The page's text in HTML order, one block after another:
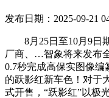
发布日期：2025-09-21
8月25日至10月9日期
厂商、…智象将来发布
0.7秒完成高保实图像编
的跃影红新车色！对于
式开售，“跃影红”以极